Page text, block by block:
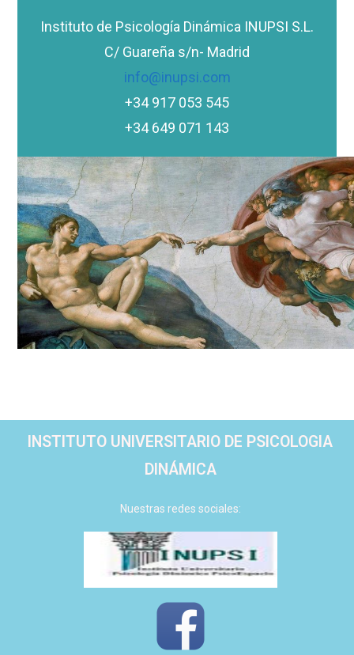
Instituto de Psicología Dinámica INUPSI S.L.
C/ Guareña s/n- Madrid
info@inupsi.com
+34 917 053 545
+34 649 071 143
INSTITUTO UNIVERSITARIO DE PSICOLOGIA
DINÁMICA
Nuestras redes sociales: